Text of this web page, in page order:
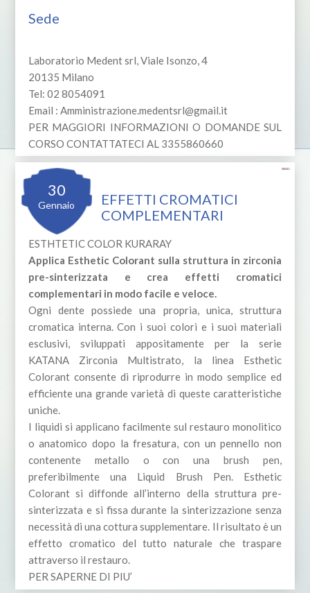
Sede
Laboratorio Medent srl, Viale Isonzo, 4
20135 Milano
Tel: 02 8054091
Email : Amministrazione.medentsrl@gmail.it
PER MAGGIORI INFORMAZIONI O DOMANDE SUL
CORSO CONTATTATECI AL 3355860660
30
Gennaio
EFFETTI CROMATICI
COMPLEMENTARI
ESTHTETIC COLOR KURARAY
Applica Esthetic Colorant sulla struttura in zirconia
pre-sinterizzata e crea effetti cromatici
complementari in modo facile e veloce.
Ogni dente possiede una propria, unica, struttura
cromatica interna. Con i suoi colori e i suoi materiali
esclusivi, sviluppati appositamente per la serie
KATANA Zirconia Multistrato, la linea Esthetic
Colorant consente di riprodurre in modo semplice ed
efficiente una grande varietà di queste caratteristiche
uniche.
I liquidi si applicano facilmente sul restauro monolitico
o anatomico dopo la fresatura, con un pennello non
contenente metallo o con una brush pen,
preferibilmente una Liquid Brush Pen. Esthetic
Colorant si diffonde all’interno della struttura pre-
sinterizzata e si fissa durante la sinterizzazione senza
necessità di una cottura supplementare. Il risultato è un
effetto cromatico del tutto naturale che traspare
attraverso il restauro.
PER SAPERNE DI PIU’